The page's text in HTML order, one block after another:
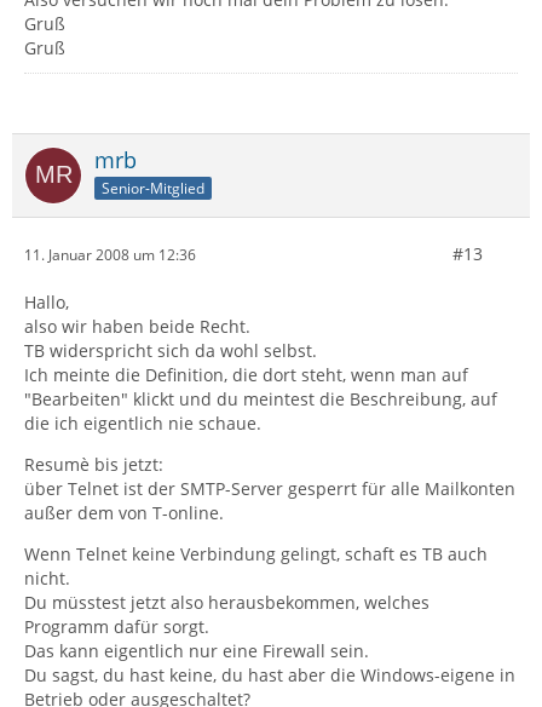
Gruß
Gruß
mrb
Senior-Mitglied
11. Januar 2008 um 12:36 #13
Hallo,
also wir haben beide Recht.
TB widerspricht sich da wohl selbst.
Ich meinte die Definition, die dort steht, wenn man auf
"Bearbeiten" klickt und du meintest die Beschreibung, auf
die ich eigentlich nie schaue.
Resumè bis jetzt:
über Telnet ist der SMTP-Server gesperrt für alle Mailkonten
außer dem von T-online.
Wenn Telnet keine Verbindung gelingt, schaft es TB auch
nicht.
Du müsstest jetzt also herausbekommen, welches
Programm dafür sorgt.
Das kann eigentlich nur eine Firewall sein.
Du sagst, du hast keine, du hast aber die Windows-eigene in
Betrieb oder ausgeschaltet?